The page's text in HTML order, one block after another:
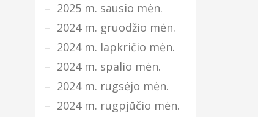
2025 m. sausio mėn.
2024 m. gruodžio mėn.
2024 m. lapkričio mėn.
2024 m. spalio mėn.
2024 m. rugsėjo mėn.
2024 m. rugpjūčio mėn.